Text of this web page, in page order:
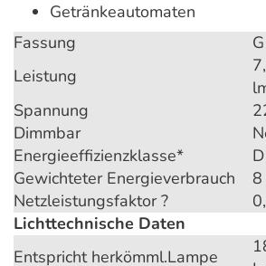
Getränkeautomaten
Fassung
Leistung
Spannung
Dimmbar
Energieeffizienzklasse*
D
Gewichteter Energieverbrauch
Netzleistungsfaktor ?
Lichttechnische Daten
Entspricht herkömml.Lampe